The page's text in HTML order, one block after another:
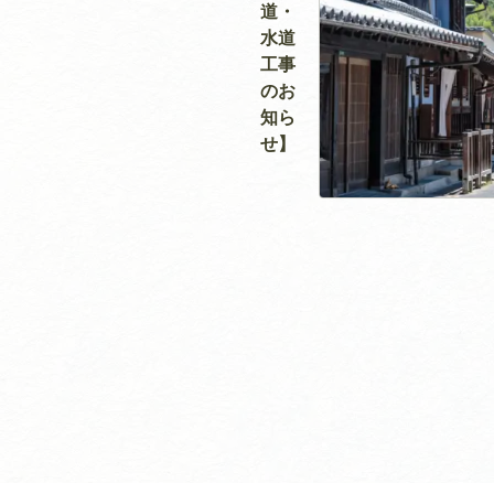
道・
水道
工事
のお
知ら
せ】